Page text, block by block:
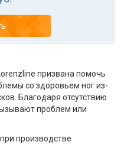
призвана помочь
со здоровьем ног из-
Благодаря отсутствию
проблем или
производстве